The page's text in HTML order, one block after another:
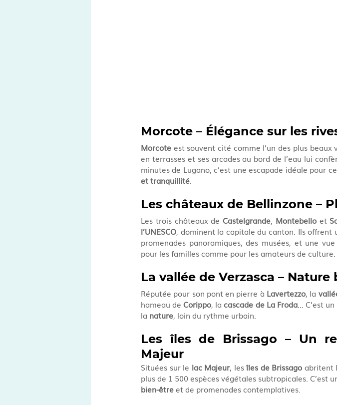
Morcote – Élégance sur les
Morcote est souvent cité comme l’un des plus beaux
en terrasses et ses arcades au bord de l’eau lui
minutes de Lugano, c’est une escapade idéale pour
et tranquillité
Les châteaux de Bellinzone –
Les trois châteaux de Castelgrande, Montebello et
l’UNESCO, dominent la capitale du canton. Ils offrent
promenades panoramiques, des musées, et une
pour les familles comme pour les amateurs de culture.
La vallée de Verzasca –
Réputée pour son pont en pierre à Lavertezzo, la
hameau de Corippo, la cascade de La Froda… C’est
la nature, loin du rythme urbain.
Les îles de Brissago – Un
Majeur
Situées sur le lac Majeur, les îles de Brissago abritent
plus de 1 500 espèces végétales subtropicales. C’est
bien-être et de promenades contemplatives.